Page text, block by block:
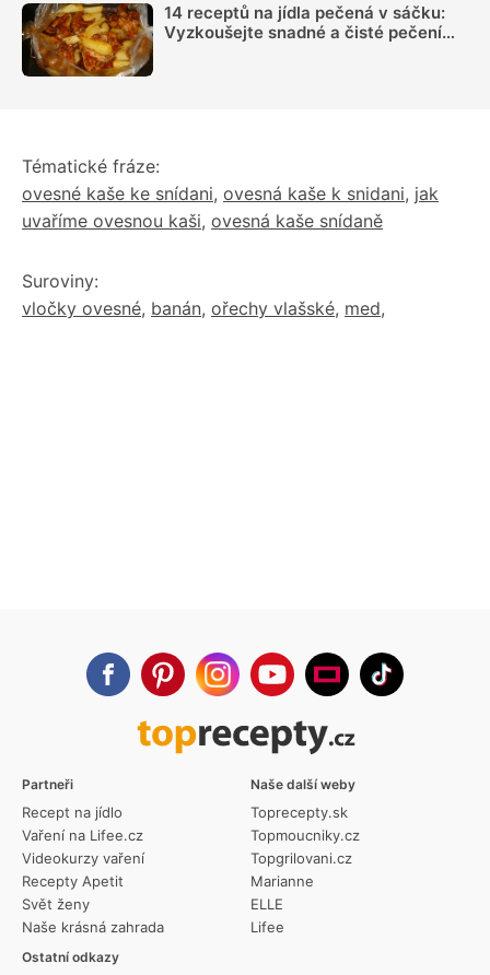
14 receptů na jídla pečená v sáčku:
Vyzkoušejte snadné a čisté pečení
Tématické fráze:
ovesné kaše ke snídani, ovesná kaše k snidani, jak
uvaříme ovesnou kaši, ovesná kaše snídaně
Suroviny:
vločky ovesné, banán, ořechy vlašské, med,
Partneři
Recept na jídlo
Vaření na Lifee.cz
Videokurzy vaření
Recepty Apetit
Svět ženy
Naše krásná zahrada
Ostatní odkazy
Naše další weby
Toprecepty.sk
Topmoucniky.cz
Topgrilovani.cz
Marianne
ELLE
Lifee